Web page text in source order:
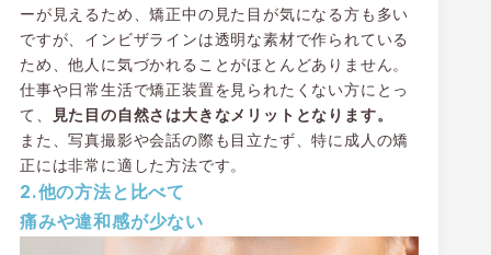
ーが見えるため、矯正中の見た目が気になる方も多い
ですが、インビザラインは透明な素材で作られている
ため、他人に気づかれることがほとんどありません。
仕事や日常生活で矯正装置を見られたくない方にとっ
て、
見た目の自然さは大きなメリットとなります。
また、写真撮影や会話の際も目立たず、特に成人の矯
正には非常に適した方法です。
2.他の方法と比べて
痛みや違和感が少ない